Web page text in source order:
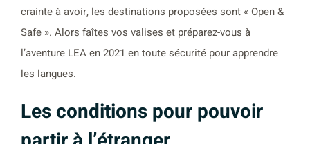
crainte à avoir, les destinations proposées sont « Open &
Safe ». Alors faîtes vos valises et préparez-vous à
l’aventure LEA en 2021 en toute sécurité pour apprendre
les langues.
Les conditions pour pouvoir